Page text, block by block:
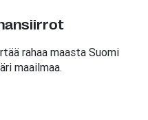
rahaa maasta Suomi
maailmaa.